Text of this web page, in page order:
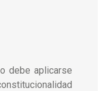
debe aplicarse